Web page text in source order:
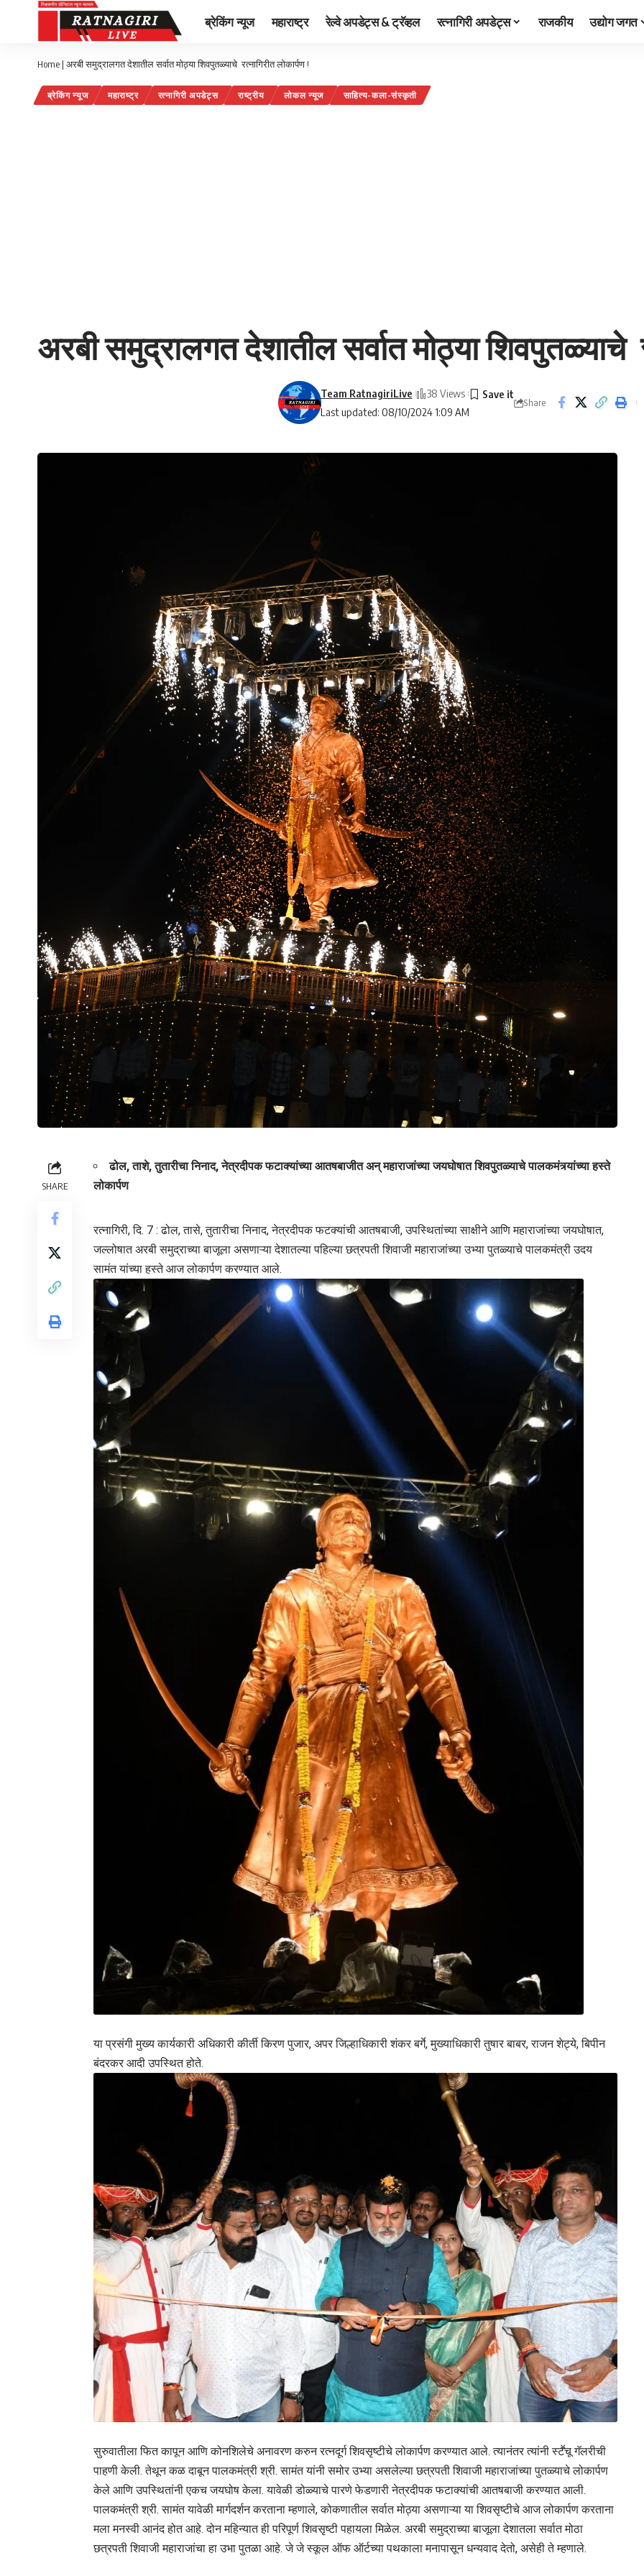
ब्रेकिंग न्यूज महाराष्ट्र रेल्वे अपडेट्स & ट्रॅव्हल रत्नागिरी अपडेट्स राजकीय उद्योग जगत
Home | अरबी समुद्रालगत देशातील सर्वात मोठ्या शिवपुतळ्याचे रत्नागिरीत लोकार्पण !
ब्रेकिंग न्यूज महाराष्ट्र रत्नागिरी अपडेट्स राष्ट्रीय लोकल न्यूज साहित्य-कला-संस्कृती
अरबी समुद्रालगत देशातील सर्वात मोठ्या शिवपुतळ्याचे
Last updated: 08/10/2024 1:09 AM
Team RatnagiriLive 38 Views
Share
SHARE
ढोल, ताशे, तुतारीचा निनाद, नेत्रदीपक फटाक्यांच्या आतषबाजीत अन् महाराजांच्या जयघोषात शिवपुतळ्याचे पालकमंत्र्यांच्या हस्ते
लोकार्पण
रत्नागिरी, दि. 7 : ढोल, तासे, तुतारीचा निनाद, नेत्रदीपक फटक्यांची आतषबाजी, उपस्थितांच्या साक्षीने आणि महाराजांच्या जयघोषात,
जल्लोषात अरबी समुद्राच्या बाजूला असणाऱ्या देशातल्या पहिल्या छत्रपती शिवाजी महाराजांच्या उभ्या पुतळ्याचे पालकमंत्री उदय
सामंत यांच्या हस्ते आज लोकार्पण करण्यात आले.
या प्रसंगी मुख्य कार्यकारी अधिकारी कीर्ती किरण पुजार, अपर जिल्हाधिकारी शंकर बर्गे, मुख्याधिकारी तुषार बाबर, राजन शेट्ये, बिपीन
बंदरकर आदी उपस्थित होते.
सुरुवातीला फित कापून आणि कोनशिलेचे अनावरण करुन रत्नदूर्ग शिवसृष्टीचे लोकार्पण करण्यात आले. त्यानंतर त्यांनी स्टॕचू गॅलरीची
पाहणी केली. तेथून कळ दाबून पालकमंत्री श्री. सामंत यांनी समोर उभ्या असलेल्या छत्रपती शिवाजी महाराजांच्या पुतळ्याचे लोकार्पण
केले आणि उपस्थितांनी एकच जयघोष केला. यावेळी डोळ्याचे पारणे फेडणारी नेत्रदीपक फटाक्यांची आतषबाजी करण्यात आली.
पालकमंत्री श्री. सामंत यावेळी मार्गदर्शन करताना म्हणाले, कोकणातील सर्वात मोठ्या असणाऱ्या या शिवसृष्टीचे आज लोकार्पण करताना
मला मनस्वी आनंद होत आहे. दोन महिन्यात ही परिपूर्ण शिवसृष्टी पहायला मिळेल. अरबी समुद्राच्या बाजूला देशातला सर्वात मोठा
छत्रपती शिवाजी महाराजांचा हा उभा पुतळा आहे. जे जे स्कूल ऑफ ऑर्टच्या पथकाला मनापासून धन्यवाद देतो, असेही ते म्हणाले.